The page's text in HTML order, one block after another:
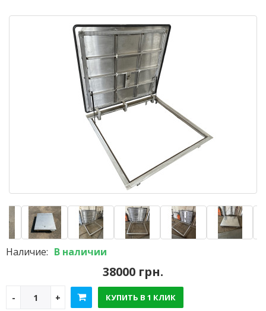
Наличие: В наличии
38000 грн.
КУПИТЬ В 1 КЛИК